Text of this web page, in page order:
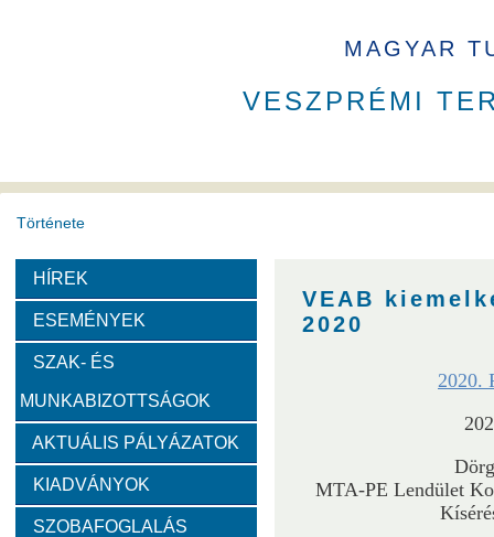
MAGYAR
VESZPRÉMI
Története
A VEAB története
Díjak
Emlékérem
Szervezeti felépítése
Választott vezetők
HÍREK
ESEMÉNYEK
SZAK- ÉS
MUNKABIZOTTSÁGOK
AKTUÁLIS PÁLYÁZATOK
KIADVÁNYOK
SZOBAFOGLALÁS
VEAB
2020
2020.
MTA-PE Lendület